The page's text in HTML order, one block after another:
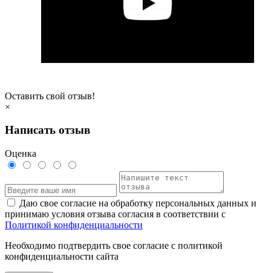
Оставить свой отзыв!
×
Написать отзыв
Оценка
Даю свое согласие на обработку персональных данных и
принимаю условия отзыва согласия в соответствии с
Политикой конфиденциальности
Необходимо подтвердить свое согласие с политикой
конфиденциальности сайта